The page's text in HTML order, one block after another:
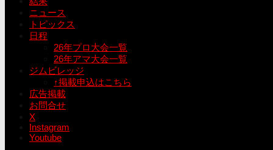
ニュース
トピックス
日程
26年プロ大会一覧
26年アマ大会一覧
ジムビレッジ
↑掲載申込はこちら
広告掲載
お問合せ
X
Instagram
Youtube